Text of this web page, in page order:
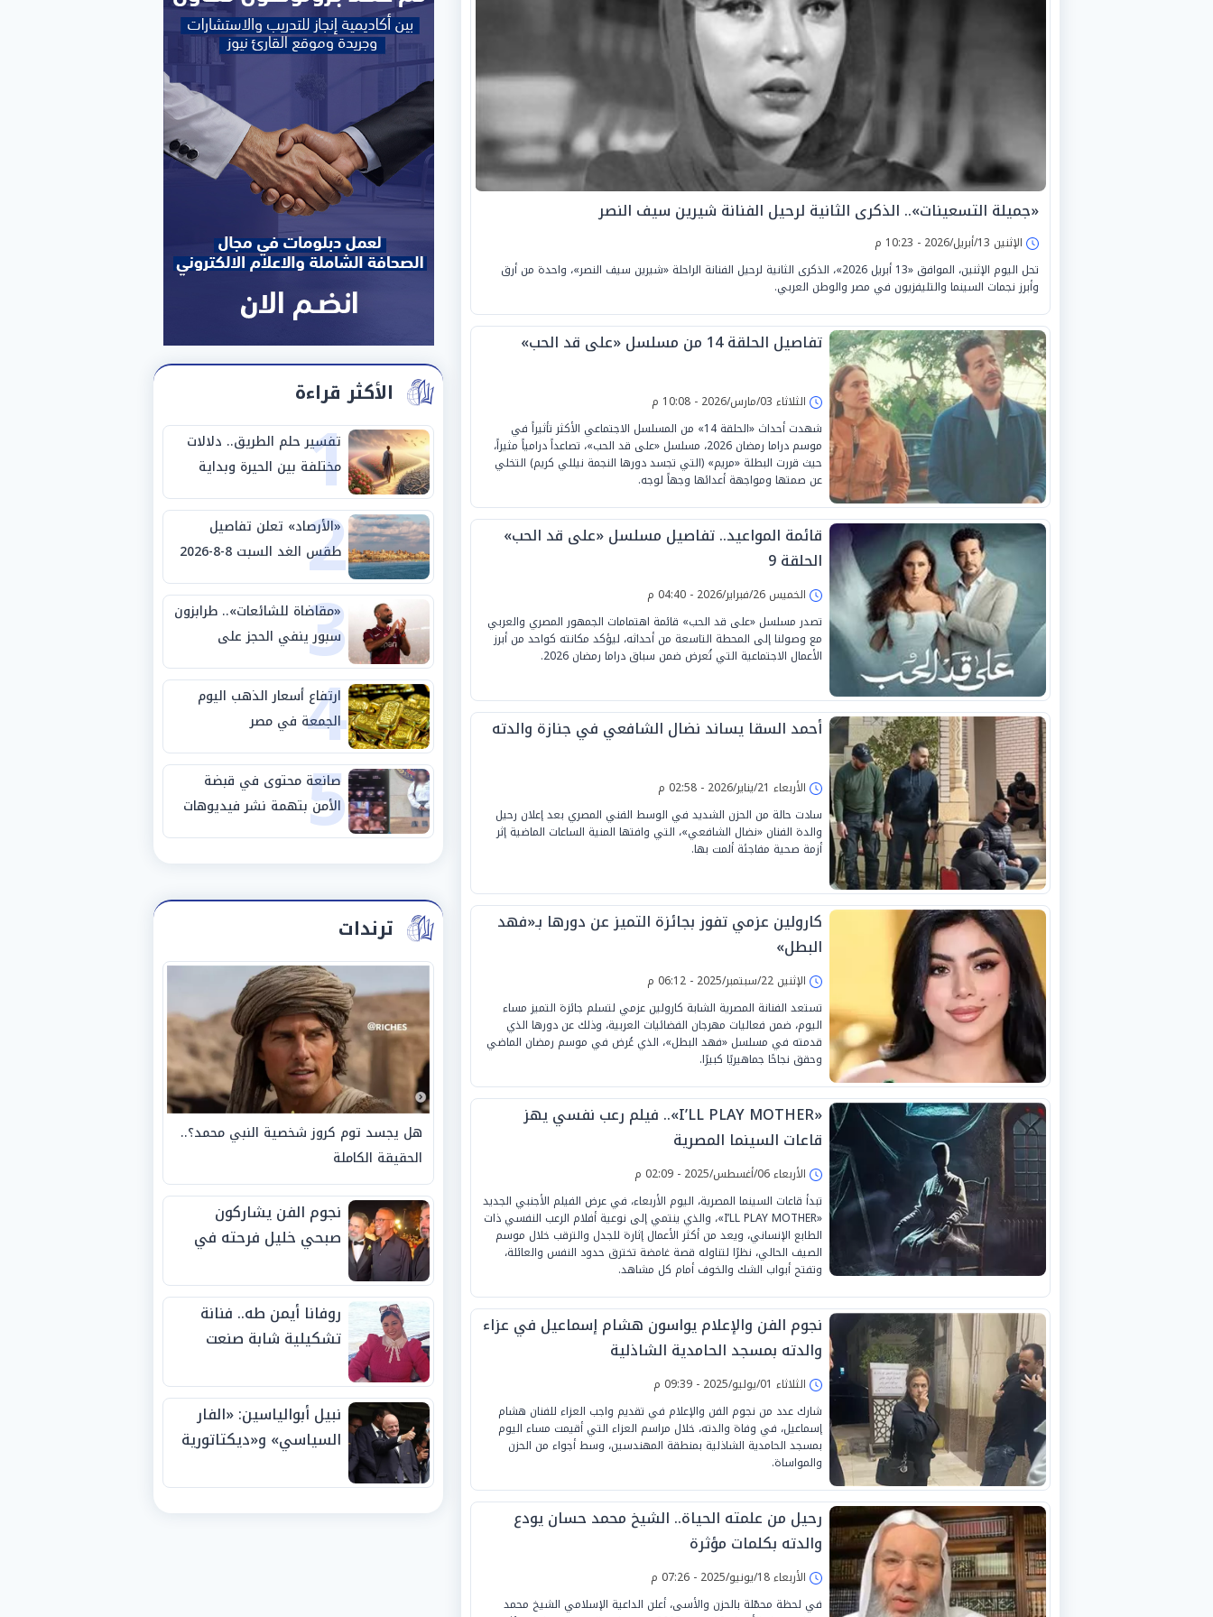
«جميلة التسعينات».. الذكرى الثانية لرحيل الفنانة شيرين سيف النصر
الإثنين 13/أبريل/2026 - 10:23 م
تحل اليوم الإثنين، الموافق «13 أبريل 2026»، الذكرى الثانية لرحيل الفنانة الراحلة «شيرين سيف النصر»، واحدة من أرق
وأبرز نجمات السينما والتليفزيون في مصر والوطن العربي.
تفاصيل الحلقة 14 من مسلسل «على قد الحب»
الثلاثاء 03/مارس/2026 - 10:08 م
شهدت أحداث «الحلقة 14» من المسلسل الاجتماعي الأكثر تأثيراً في
موسم دراما رمضان 2026، مسلسل «على قد الحب»، تصاعداً درامياً مثيراً،
حيث قررت البطلة «مريم» (التي تجسد دورها النجمة نيللي كريم) التخلي
عن صمتها ومواجهة أعدائها وجهاً لوجه.
قائمة المواعيد.. تفاصيل مسلسل «على قد الحب»
الحلقة 9
الخميس 26/فبراير/2026 - 04:40 م
تصدر مسلسل «على قد الحب» قائمة اهتمامات الجمهور المصري والعربي
مع وصولنا إلى المحطة التاسعة من أحداثه، ليؤكد مكانته كواحد من أبرز
الأعمال الاجتماعية التي تُعرض ضمن سباق دراما رمضان 2026.
أحمد السقا يساند نضال الشافعي في جنازة والدته
الأربعاء 21/يناير/2026 - 02:58 م
سادت حالة من الحزن الشديد في الوسط الفني المصري بعد إعلان رحيل
والدة الفنان «نضال الشافعي»، التي وافتها المنية الساعات الماضية إثر
أزمة صحية مفاجئة ألمت بها.
كارولين عزمي تفوز بجائزة التميز عن دورها بـ«فهد
البطل»
الإثنين 22/سبتمبر/2025 - 06:12 م
تستعد الفنانة المصرية الشابة كارولين عزمي لتسلم جائزة التميز مساء
اليوم، ضمن فعاليات مهرجان الفضائيات العربية، وذلك عن دورها الذي
قدمته في مسلسل «فهد البطل»، الذي عُرض في موسم رمضان الماضي
وحقق نجاحًا جماهيريًا كبيرًا.
«I’LL PLAY MOTHER».. فيلم رعب نفسي يهز
قاعات السينما المصرية
الأربعاء 06/أغسطس/2025 - 02:09 م
تبدأ قاعات السينما المصرية، اليوم الأربعاء، في عرض الفيلم الأجنبي الجديد
«I’LL PLAY MOTHER»، والذي ينتمي إلى نوعية أفلام الرعب النفسي ذات
الطابع الإنساني، ويعد من أكثر الأعمال إثارة للجدل والترقب خلال موسم
الصيف الحالي، نظرًا لتناوله قصة غامضة تخترق حدود النفس والعائلة،
وتفتح أبواب الشك والخوف أمام كل مشاهد.
نجوم الفن والإعلام يواسون هشام إسماعيل في عزاء
والدته بمسجد الحامدية الشاذلية
الثلاثاء 01/يوليو/2025 - 09:39 م
شارك عدد من نجوم الفن والإعلام في تقديم واجب العزاء للفنان هشام
إسماعيل، في وفاة والدته، خلال مراسم العزاء التي أقيمت مساء اليوم
بمسجد الحامدية الشاذلية بمنطقة المهندسين، وسط أجواء من الحزن
والمواساة.
رحيل من علمته الحياة.. الشيخ محمد حسان يودع
والدته بكلمات مؤثرة
الأربعاء 18/يونيو/2025 - 07:26 م
في لحظة محمّلة بالحزن والأسى، أعلن الداعية الإسلامي الشيخ محمد
الأكثر قراءة
1
تفسير حلم الطريق.. دلالات
مختلفة بين الحيرة وبداية
مرحلة جديدة
2
«الأرصاد» تعلن تفاصيل
طقس الغد السبت 8-8-2026
والظواهر الجوية
3
«مقاضاة للشائعات».. طرابزون
سبور ينفي الحجز على
مستحقات محمد صلاح
4
ارتفاع أسعار الذهب اليوم
الجمعة في مصر
5
صانعة محتوى في قبضة
الأمن بتهمة نشر فيديوهات
خادشة للحياء
ترندات
هل يجسد توم كروز شخصية النبي محمد؟..
الحقيقة الكاملة
نجوم الفن يشاركون
صبحي خليل فرحته في
روفانا أيمن طه.. فنانة
تشكيلية شابة صنعت
الجوائز منذ الصغر
نبيل أبوالياسين: «الفار
السياسي» و«ديكتاتورية
الفيفا».. وإقالة